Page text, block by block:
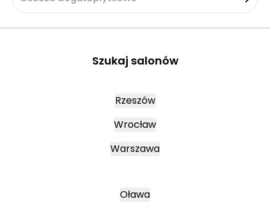
Szukaj salonów
Rzeszów
Wrocław
Warszawa
Oława